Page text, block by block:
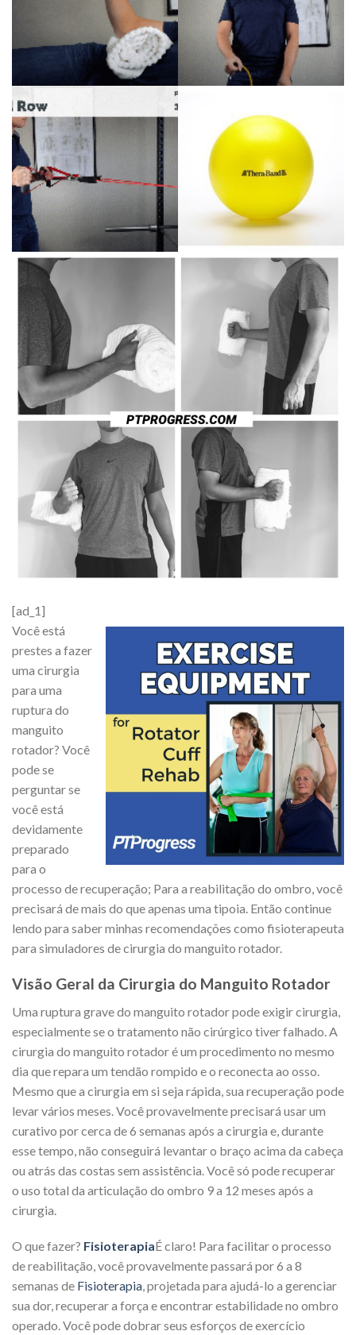
[ad_1]
Você está
prestes a fazer
uma cirurgia
para uma
ruptura do
manguito
rotador? Você
pode se
perguntar se
você está
devidamente
preparado
para o
processo de recuperação; Para a reabilitação do ombro, você
precisará de mais do que apenas uma tipoia. Então continue
lendo para saber minhas recomendações como fisioterapeuta
para simuladores de cirurgia do manguito rotador.
Visão Geral da Cirurgia do Manguito Rotador
Uma ruptura grave do manguito rotador pode exigir cirurgia,
especialmente se o tratamento não cirúrgico tiver falhado. A
cirurgia do manguito rotador é um procedimento no mesmo
dia que repara um tendão rompido e o reconecta ao osso.
Mesmo que a cirurgia em si seja rápida, sua recuperação pode
levar vários meses. Você provavelmente precisará usar um
curativo por cerca de 6 semanas após a cirurgia e, durante
esse tempo, não conseguirá levantar o braço acima da cabeça
ou atrás das costas sem assistência. Você só pode recuperar
o uso total da articulação do ombro 9 a 12 meses após a
cirurgia.
O que fazer? FisioterapiaÉ claro! Para facilitar o processo
de reabilitação, você provavelmente passará por 6 a 8
semanas de Fisioterapia, projetada para ajudá-lo a gerenciar
sua dor, recuperar a força e encontrar estabilidade no ombro
operado. Você pode dobrar seus esforços de exercício